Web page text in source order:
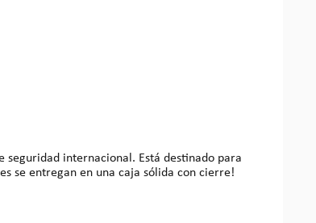
seguridad internacional. Está destinado para
Con este kit pueden convertirse en verdaderos maestros. ¡Los pines y resortes se entregan en una caja sólida con cierre!